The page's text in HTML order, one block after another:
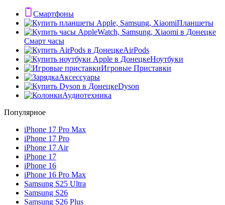
Смартфоны
Планшеты
Смарт часы
AirPods
Ноутбуки
Игровые Приставки
Аксессуары
Dyson
Аудиотехника
Популярное
iPhone 17 Pro Max
iPhone 17 Pro
iPhone 17 Air
iPhone 17
iPhone 16
iPhone 16 Pro Max
Samsung S25 Ultra
Samsung S26
Samsung S26 Plus